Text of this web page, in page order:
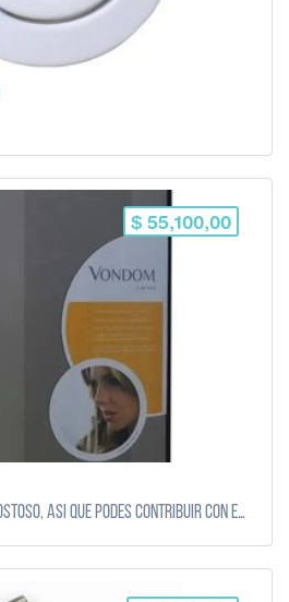
$ 55,100,00
Sabemos que es un ítem costoso, así que podes contribuir con el monto que quieras y puedas!